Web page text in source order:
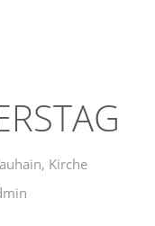
, Kirche